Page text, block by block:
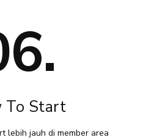
To Start
lebih jauh di member area